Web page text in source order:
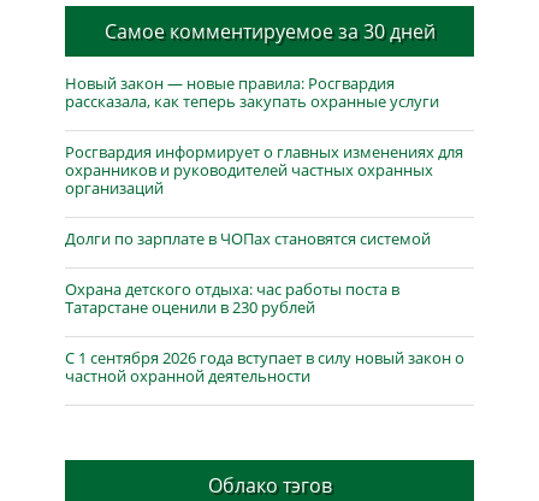
Самое комментируемое за 30 дней
Новый закон — новые правила: Росгвардия
рассказала, как теперь закупать охранные услуги
Росгвардия информирует о главных изменениях для
охранников и руководителей частных охранных
организаций
Долги по зарплате в ЧОПах становятся системой
Охрана детского отдыха: час работы поста в
Татарстане оценили в 230 рублей
С 1 сентября 2026 года вступает в силу новый закон о
частной охранной деятельности
Облако тэгов